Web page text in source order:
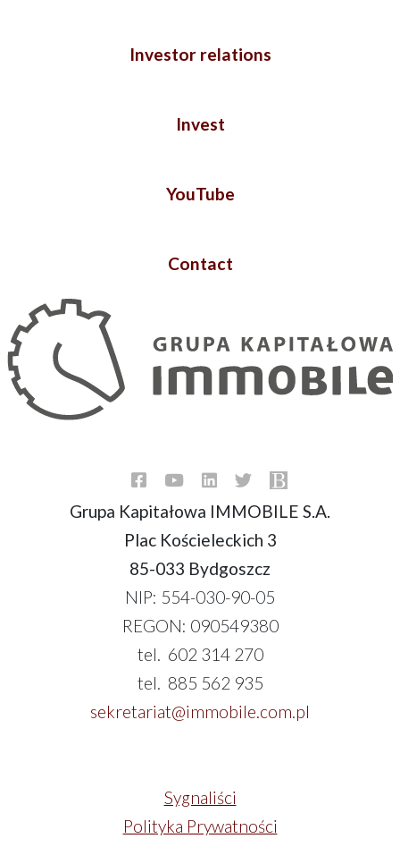
Investor relations
Invest
YouTube
Contact
Grupa Kapitałowa IMMOBILE S.A.
Plac Kościeleckich 3
85-033 Bydgoszcz
NIP: 554-030-90-05
REGON: 090549380
tel. 602 314 270
tel. 885 562 935
sekretariat@immobile.com.pl
Sygnaliści
Polityka Prywatności